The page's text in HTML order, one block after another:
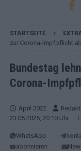
STARTSEITE
zur Corona-Impfpflicht ab
Bundestag
Corona-
April 2022
23.05.2025, 20:10 Uhr
·
WhatsApp
abonnieren